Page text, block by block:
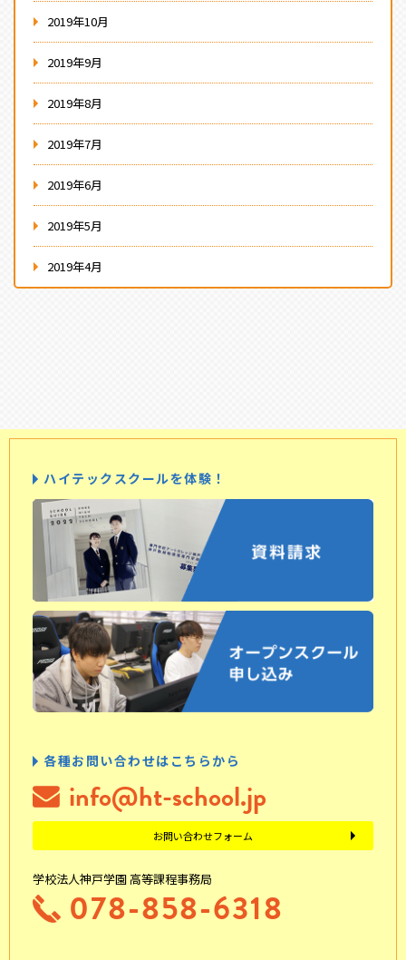
2019年10月
2019年9月
2019年8月
2019年7月
2019年6月
2019年5月
2019年4月
ハイテックスクールを体験！
各種お問い合わせはこちらから
info@ht-school.jp
お問い合わせフォーム
学校法人神戸学園 高等課程事務局
078-858-6318